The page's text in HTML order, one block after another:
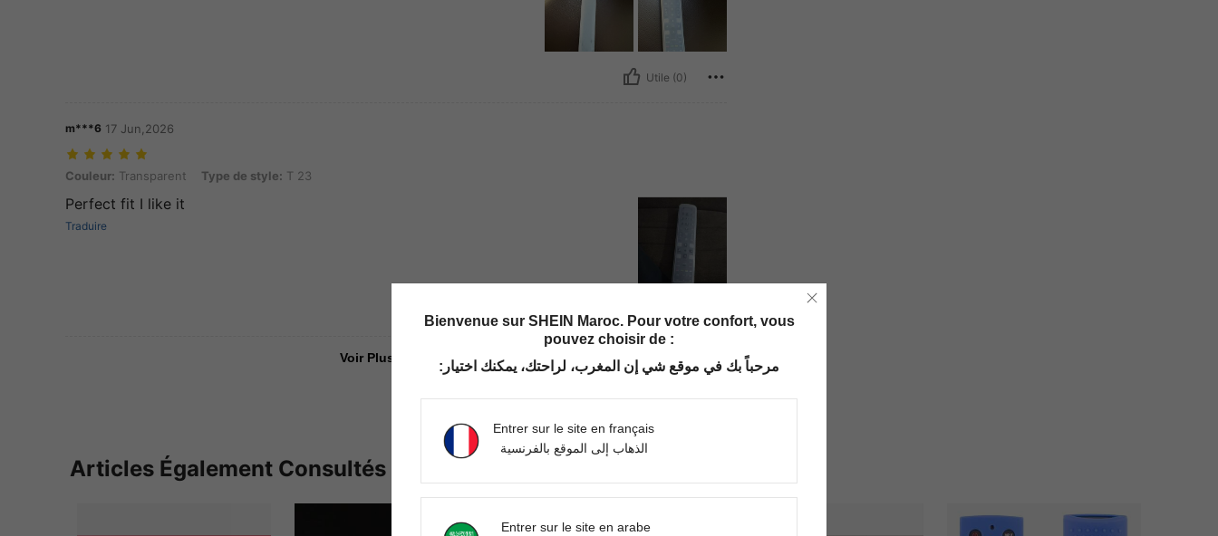
Utile (0)
m***6 17 Jun,2026
Couleur: Transparent, Type de style: T 23
Couleur: Transparent Type de style: T 23
Perfect fit I like it
Traduire
Voir Plus D'avis
Articles Également Consultés
Bienvenue sur SHEIN Maroc. Pour votre confort, vous
pouvez choisir de :
مرحباً بك في موقع شي إن المغرب، لراحتك، يمكنك اختيار:
Entrer sur le site en français
الذهاب إلى الموقع بالفرنسية
Entrer sur le site en arabe